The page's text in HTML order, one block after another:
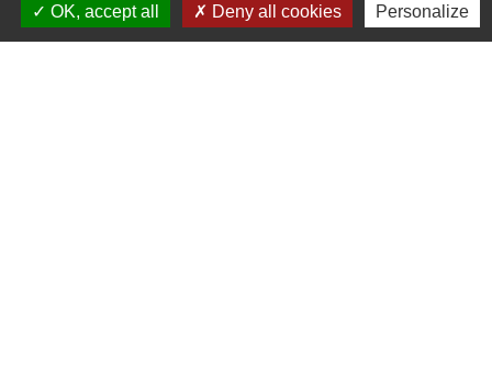
Travail - Formation
OK, accept all
Deny all cookies Personalize